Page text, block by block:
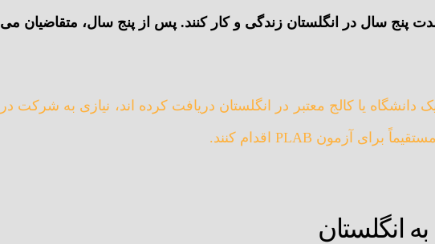
پنج سال در انگلستان زندگی و کار کنند. پس از پنج سال، متقاضیان می
یا کالج معتبر در انگلستان دریافت کرده اند، نیازی به شرکت در
انگلستان